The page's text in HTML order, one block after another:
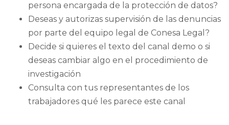
persona encargada de la protección de datos?
Deseas y autorizas supervisión de las denuncias
por parte del equipo legal de Conesa Legal?
Decide si quieres el texto del canal demo o si
deseas cambiar algo en el procedimiento de
investigación
Consulta con tus representantes de los
trabajadores qué les parece este canal